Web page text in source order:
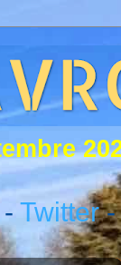
embre 20
- Twitter